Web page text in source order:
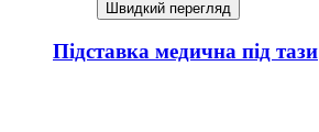
Швидкий перегляд
Підставка медична під тази